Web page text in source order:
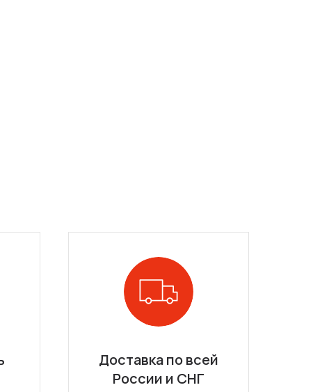
Доставка по всей
России и СНГ